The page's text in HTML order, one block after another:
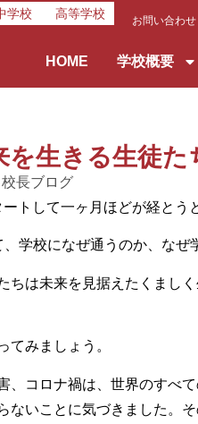
学校 高等学校 お問い合わ
HOME 学校概要
生きる生徒
校長ブログ
トして一ヶ月ほどが経とう
学校になぜ通うのか、なぜ
は未来を見据えたくまし
みましょう。
コロナ禍は、世界のすべ
ないことに気づきました。